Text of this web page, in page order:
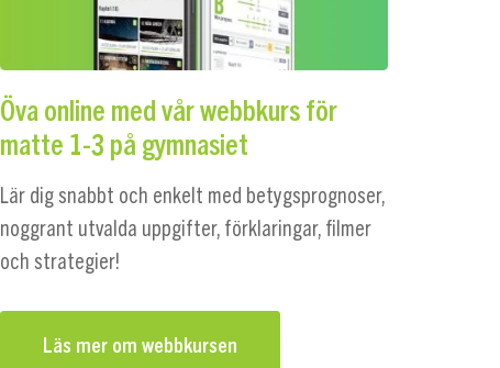
Öva online med vår webbkurs för
matte 1-3 på gymnasiet
Lär dig snabbt och enkelt med betygsprognoser,
noggrant utvalda uppgifter, förklaringar, filmer
och strategier!
Läs mer om webbkursen